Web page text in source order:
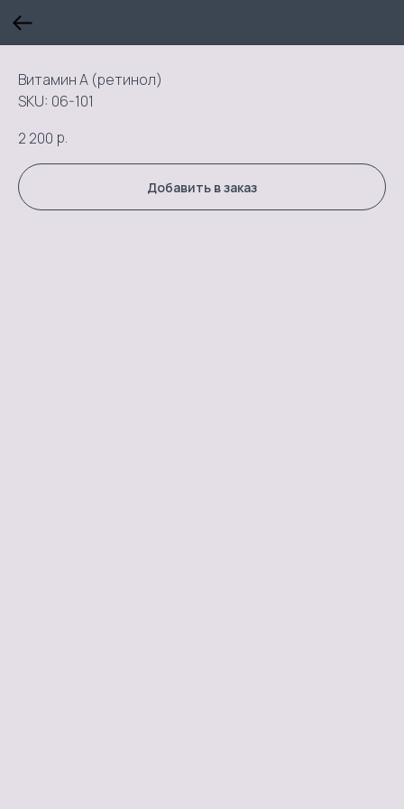
Витамин А (ретинол)
SKU: 06-101
2 200 р.
Добавить в заказ